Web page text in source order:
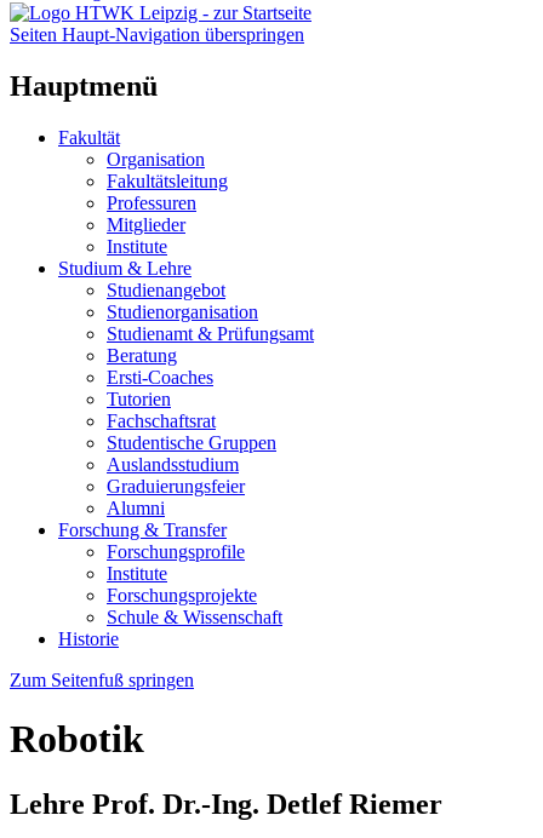
Seiten Haupt-Navigation überspringen
Hauptmenü
Fakultät
Organisation
Fakultätsleitung
Professuren
Mitglieder
Institute
Studium & Lehre
Studienangebot
Studienorganisation
Studienamt & Prüfungsamt
Beratung
Ersti-Coaches
Tutorien
Fachschaftsrat
Studentische Gruppen
Auslandsstudium
Graduierungsfeier
Alumni
Forschung & Transfer
Forschungsprofile
Institute
Forschungsprojekte
Schule & Wissenschaft
Historie
Zum Seitenfuß springen
Robotik
Lehre Prof. Dr.-Ing. Detlef Riemer